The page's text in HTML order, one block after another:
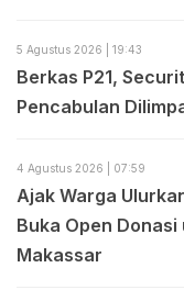
5 Agustus 2026 | 19:43
Berkas P21,
Pencabulan
4 Agustus 2026 | 07:59
Ajak Warga
Buka Open
Makassar